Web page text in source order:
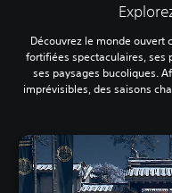
Découvrez le monde ouvert
fortifiées spectaculaires, ses
ses paysages bucoliques.
imprévisibles, des saisons